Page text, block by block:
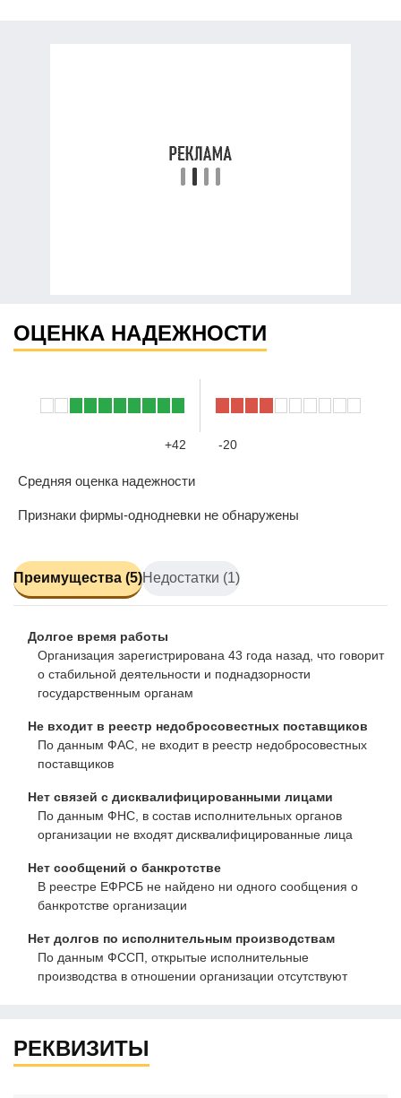
ОЦЕНКА НАДЕЖНОСТИ
+42 -20
Средняя оценка надежности
Признаки фирмы-однодневки не обнаружены
Преимущества (5)Недостатки (1)
Долгое время работы
Организация зарегистрирована 43 года назад, что говорит
о стабильной деятельности и поднадзорности
государственным органам
Не входит в реестр недобросовестных поставщиков
По данным ФАС, не входит в реестр недобросовестных
поставщиков
Нет связей с дисквалифицированными лицами
По данным ФНС, в состав исполнительных органов
организации не входят дисквалифицированные лица
Нет сообщений о банкротстве
В реестре ЕФРСБ не найдено ни одного сообщения о
банкротстве организации
Нет долгов по исполнительным производствам
По данным ФССП, открытые исполнительные
производства в отношении организации отсутствуют
РЕКВИЗИТЫ